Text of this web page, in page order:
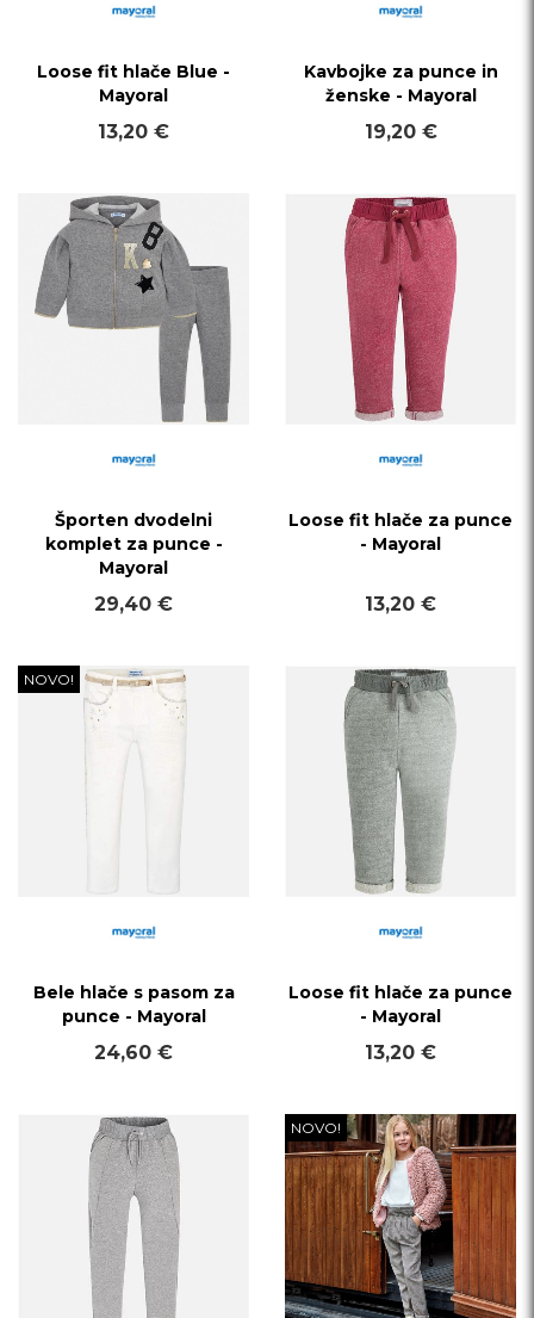
Loose fit hlače Blue -
Mayoral
13,20 €
Kavbojke za punce in
ženske - Mayoral
19,20 €
Športen dvodelni
komplet za punce -
Mayoral
29,40 €
Loose fit hlače za punce
- Mayoral
13,20 €
NOVO!
Bele hlače s pasom za
punce - Mayoral
24,60 €
Loose fit hlače za punce
- Mayoral
13,20 €
NOVO!